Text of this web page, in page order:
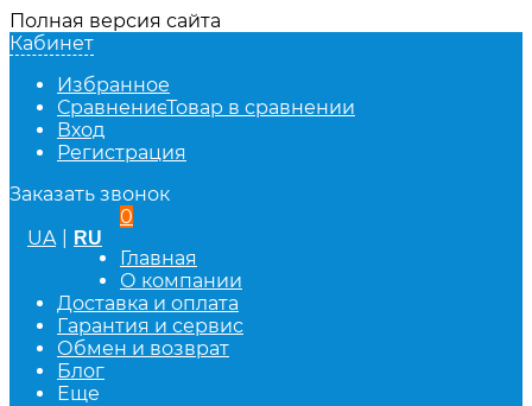
Полная версия сайта
Кабинет
Избранное
СравнениеТовар в сравнении
Вход
Регистрация
Заказать звонок
UA
RU
0
Главная
О компании
Доставка и оплата
Гарантия и сервис
Обмен и возврат
Блог
Еще